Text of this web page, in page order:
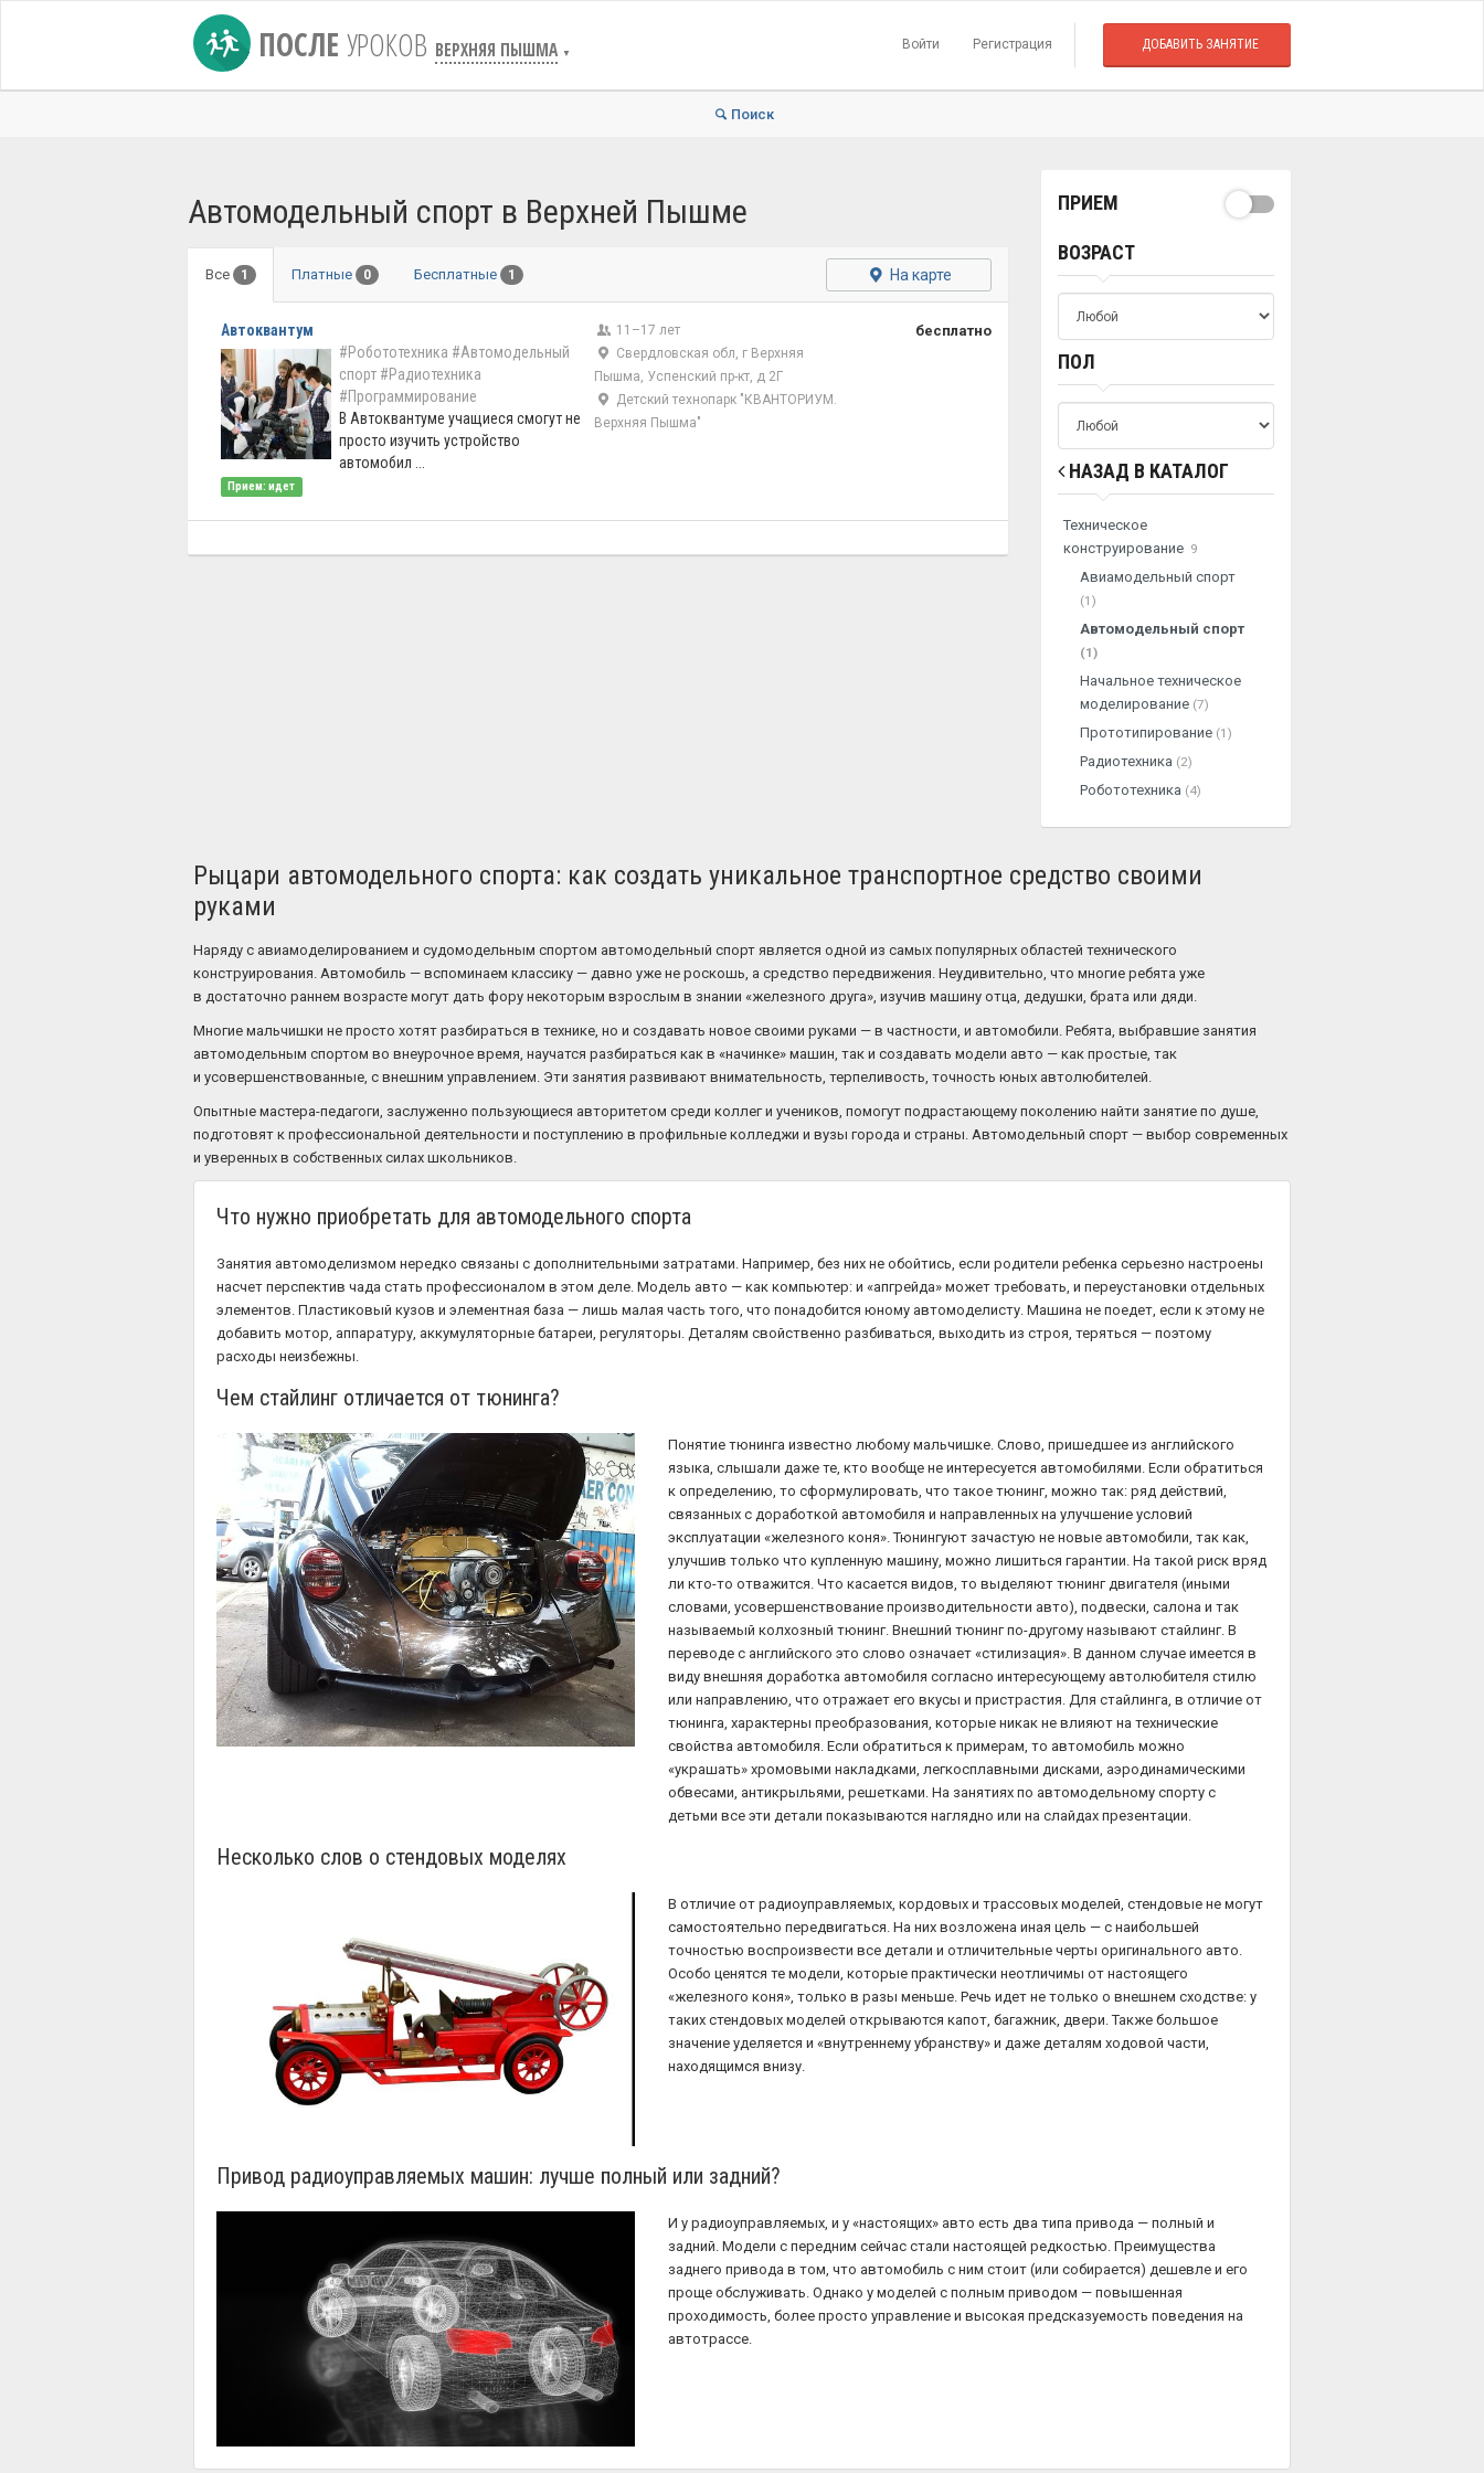
ПОСЛЕ УРОКОВ ВЕРХНЯЯ ПЫШМА ▼
Войти Регистрация ДОБАВИТЬ ЗАНЯТИЕ
Поиск
Автомодельный спорт в Верхней Пышме
Все 1 Платные 0 Бесплатные 1 На карте
Автоквантум
#Робототехника #Автомодельный
спорт #Радиотехника
#Программирование
В Автоквантуме учащиеся смогут не
просто изучить устройство
автомобил ...
Прием: идет
11–17 лет
Свердловская обл, г Верхняя
Пышма, Успенский пр-кт, д 2Г
Детский технопарк "КВАНТОРИУМ.
Верхняя Пышма"
бесплатно
ПРИЕМ
ВОЗРАСТ
ПОЛ
НАЗАД В КАТАЛОГ
Техническое
конструирование 9
Авиамодельный спорт
(1)
Автомодельный спорт
(1)
Начальное техническое
моделирование (7)
Прототипирование (1)
Радиотехника (2)
Робототехника (4)
Рыцари автомодельного спорта: как создать уникальное транспортное средство своими
руками
Наряду с авиамоделированием и судомодельным спортом автомодельный спорт является одной из самых популярных областей технического
конструирования. Автомобиль — вспоминаем классику — давно уже не роскошь, а средство передвижения. Неудивительно, что многие ребята уже
в достаточно раннем возрасте могут дать фору некоторым взрослым в знании «железного друга», изучив машину отца, дедушки, брата или дяди.
Многие мальчишки не просто хотят разбираться в технике, но и создавать новое своими руками — в частности, и автомобили. Ребята, выбравшие занятия
автомодельным спортом во внеурочное время, научатся разбираться как в «начинке» машин, так и создавать модели авто — как простые, так
и усовершенствованные, с внешним управлением. Эти занятия развивают внимательность, терпеливость, точность юных автолюбителей.
Опытные мастера-педагоги, заслуженно пользующиеся авторитетом среди коллег и учеников, помогут подрастающему поколению найти занятие по душе,
подготовят к профессиональной деятельности и поступлению в профильные колледжи и вузы города и страны. Автомодельный спорт — выбор современных
и уверенных в собственных силах школьников.
Что нужно приобретать для автомодельного спорта
Занятия автомоделизмом нередко связаны с дополнительными затратами. Например, без них не обойтись, если родители ребенка серьезно настроены
насчет перспектив чада стать профессионалом в этом деле. Модель авто — как компьютер: и «апгрейда» может требовать, и переустановки отдельных
элементов. Пластиковый кузов и элементная база — лишь малая часть того, что понадобится юному автомоделисту. Машина не поедет, если к этому не
добавить мотор, аппаратуру, аккумуляторные батареи, регуляторы. Деталям свойственно разбиваться, выходить из строя, теряться — поэтому
расходы неизбежны.
Чем стайлинг отличается от тюнинга?
Понятие тюнинга известно любому мальчишке. Слово, пришедшее из английского
языка, слышали даже те, кто вообще не интересуется автомобилями. Если обратиться
к определению, то сформулировать, что такое тюнинг, можно так: ряд действий,
связанных с доработкой автомобиля и направленных на улучшение условий
эксплуатации «железного коня». Тюнингуют зачастую не новые автомобили, так как,
улучшив только что купленную машину, можно лишиться гарантии. На такой риск вряд
ли кто-то отважится. Что касается видов, то выделяют тюнинг двигателя (иными
словами, усовершенствование производительности авто), подвески, салона и так
называемый колхозный тюнинг. Внешний тюнинг по-другому называют стайлинг. В
переводе с английского это слово означает «стилизация». В данном случае имеется в
виду внешняя доработка автомобиля согласно интересующему автолюбителя стилю
или направлению, что отражает его вкусы и пристрастия. Для стайлинга, в отличие от
тюнинга, характерны преобразования, которые никак не влияют на технические
свойства автомобиля. Если обратиться к примерам, то автомобиль можно
«украшать» хромовыми накладками, легкосплавными дисками, аэродинамическими
обвесами, антикрыльями, решетками. На занятиях по автомодельному спорту с
детьми все эти детали показываются наглядно или на слайдах презентации.
Несколько слов о стендовых моделях
В отличие от радиоуправляемых, кордовых и трассовых моделей, стендовые не могут
самостоятельно передвигаться. На них возложена иная цель — с наибольшей
точностью воспроизвести все детали и отличительные черты оригинального авто.
Особо ценятся те модели, которые практически неотличимы от настоящего
«железного коня», только в разы меньше. Речь идет не только о внешнем сходстве: у
таких стендовых моделей открываются капот, багажник, двери. Также большое
значение уделяется и «внутреннему убранству» и даже деталям ходовой части,
находящимся внизу.
Привод радиоуправляемых машин: лучше полный или задний?
И у радиоуправляемых, и у «настоящих» авто есть два типа привода — полный и
задний. Модели с передним сейчас стали настоящей редкостью. Преимущества
заднего привода в том, что автомобиль с ним стоит (или собирается) дешевле и его
проще обслуживать. Однако у моделей с полным приводом — повышенная
проходимость, более просто управление и высокая предсказуемость поведения на
автотрассе.